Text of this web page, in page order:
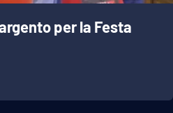
Grippo
per la Festa